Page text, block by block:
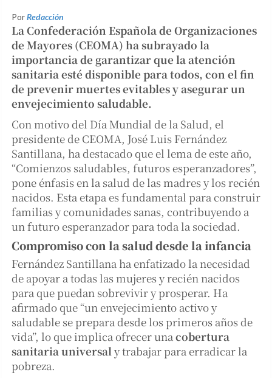
PorRedacción
La Confederación Española de Organizaciones
de Mayores (CEOMA) ha subrayado la
importancia de garantizar que la atención
sanitaria esté disponible para todos, con el fin
de prevenir muertes evitables y asegurar un
envejecimiento saludable.
Con motivo del Día Mundial de la Salud, el
presidente de CEOMA, José Luis Fernández
Santillana, ha destacado que el lema de este año,
“Comienzos saludables, futuros esperanzadores”,
pone énfasis en la salud de las madres y los recién
nacidos. Esta etapa es fundamental para construir
familias y comunidades sanas, contribuyendo a
un futuro esperanzador para toda la sociedad.
Compromiso con la salud desde la infancia
Fernández Santillana ha enfatizado la necesidad
de apoyar a todas las mujeres y recién nacidos
para que puedan sobrevivir y prosperar. Ha
afirmado que “un envejecimiento activo y
saludable se prepara desde los primeros años de
vida”, lo que implica ofrecer unacobertura
sanitaria universaly trabajar para erradicar la
pobreza.